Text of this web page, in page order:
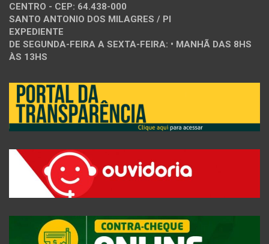
CENTRO - CEP: 64.438-000
SANTO ANTONIO DOS MILAGRES / PI
EXPEDIENTE
DE SEGUNDA-FEIRA A SEXTA-FEIRA: • MANHÃ DAS 8HS
ÀS 13HS